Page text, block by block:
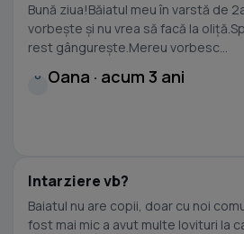
Bună ziua!Băiatul meu în varstă de
vorbește și nu vrea să facă la
rest gângurește.Mereu vorbesc...
O Oana · acum 3 ani
Intarziere vb?
Baiatul nu are copii, doar cu noi
fost mai mic a avut multe lovituri la